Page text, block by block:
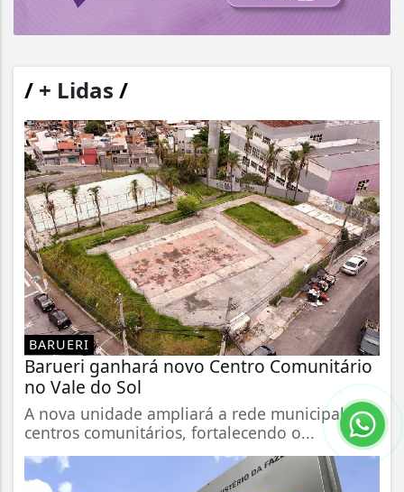
/ + Lidas /
BARUERI
Barueri ganhará novo Centro Comunitário
no Vale do Sol
A nova unidade ampliará a rede municipal de
centros comunitários, fortalecendo o...